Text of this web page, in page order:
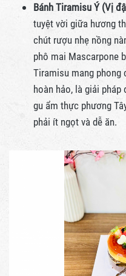
Bánh Tiramisu Ý (Vị
tuyệt vời giữa hương
chút rượu nhẹ nồng
phô mai Mascarpone
Tiramisu mang phong
hoàn hảo, là giải
gu ẩm thực phương
phải ít ngọt và dễ ăn.